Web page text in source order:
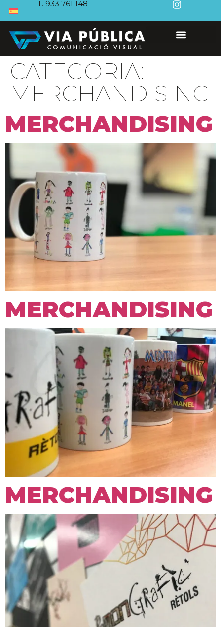
T. 933 761 148
CATEGORIA:
MERCHANDISING
MERCHANDISING
MERCHANDISING
MERCHANDISING